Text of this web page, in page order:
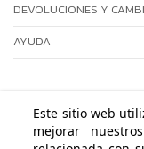
DEVOLUCIONES Y
AYUDA
ÁREA PERSONAL
Este sitio web
mejorar